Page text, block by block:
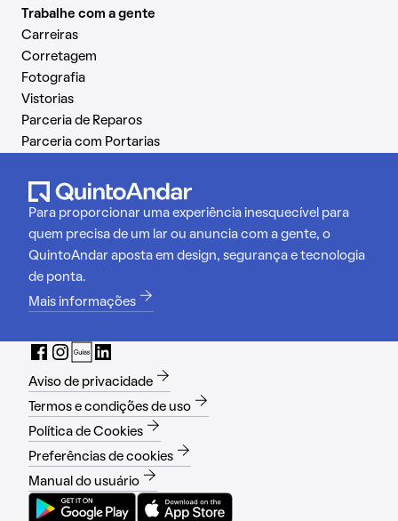
Trabalhe com a gente
Carreiras
Corretagem
Fotografia
Vistorias
Parceria de Reparos
Parceria com Portarias
Para proporcionar uma experiência inesquecível para
quem precisa de um lar ou anuncia com a gente, o
QuintoAndar aposta em design, segurança e tecnologia
de ponta.
Mais informações
Aviso de privacidade
Termos e condições de uso
Política de Cookies
Preferências de cookies
Manual do usuário